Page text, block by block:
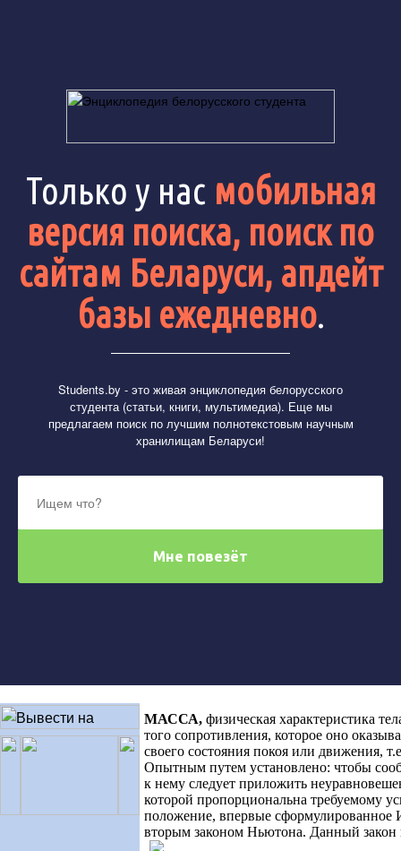
Только у нас мобильная
версия поиска, поиск по
сайтам Беларуси, апдейт
базы ежедневно.
Students.by - это живая энциклопедия белорусского
студента (статьи, книги, мультимедиа). Еще мы
предлагаем поиск по лучшим полнотекстовым научным
хранилищам Беларуси!
МАССА, физическая характеристика
того сопротивления, которое оно
своего состояния покоя или движения,
Опытным путем установлено: чтобы
к нему следует приложить
которой пропорциональна требуемому
положение, впервые сформулированное
вторым законом Ньютона. Данный закон